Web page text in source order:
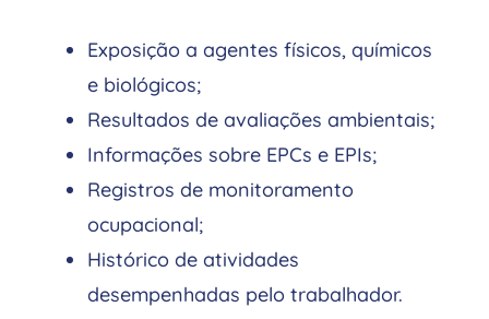
Exposição a agentes físicos, químicos
e biológicos;
Resultados de avaliações ambientais;
Informações sobre EPCs e EPIs;
Registros de monitoramento
ocupacional;
Histórico de atividades
desempenhadas pelo trabalhador.